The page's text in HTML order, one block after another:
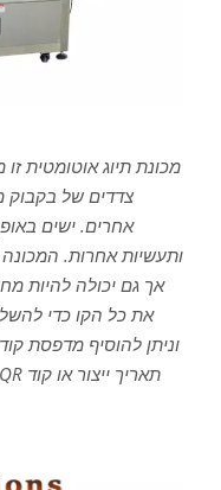
מכונת תיוג אוטומטית
צדדים של בקבוק
אחרים. ישים
ותעשיות אחרות.
אך גם יכולה להיות
את כל הקו כדי
וניתן להוסיף מדפסת